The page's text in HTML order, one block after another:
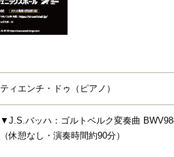
ティエンチ・ドゥ（ピアノ）
▼J.S.バッハ：ゴルトベルク変奏曲
（休憩なし・演奏時間約90分）